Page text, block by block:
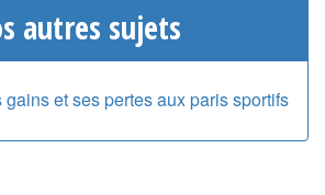
autres sujets
gains et ses pertes aux paris sportifs